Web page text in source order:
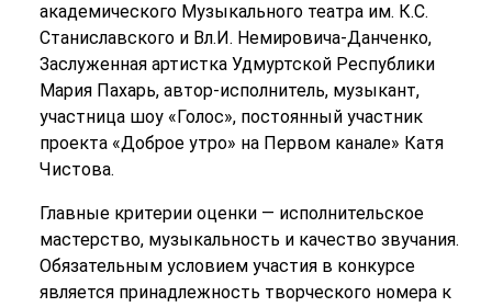
академического Музыкального театра им. К.С.
Станиславского и Вл.И. Немировича-Данченко,
Заслуженная артистка Удмуртской Республики
Мария Пахарь, автор-исполнитель, музыкант,
участница шоу «Голос», постоянный участник
проекта «Доброе утро» на Первом канале» Катя
Чистова.
Главные критерии оценки — исполнительское
мастерство, музыкальность и качество звучания.
Обязательным условием участия в конкурсе
является принадлежность творческого номера к